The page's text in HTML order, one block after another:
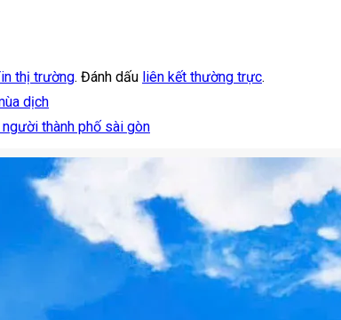
thị trường. Đánh dấu liên kết thường trực.
dịch
thành phố sài gòn